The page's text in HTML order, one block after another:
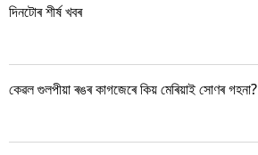
দিনটোৰ শীৰ্ষ খবৰ
কেৱল গুলপীয়া ৰঙৰ কাগজেৰে কিয় মেৰিয়াই সোণৰ গহনা?